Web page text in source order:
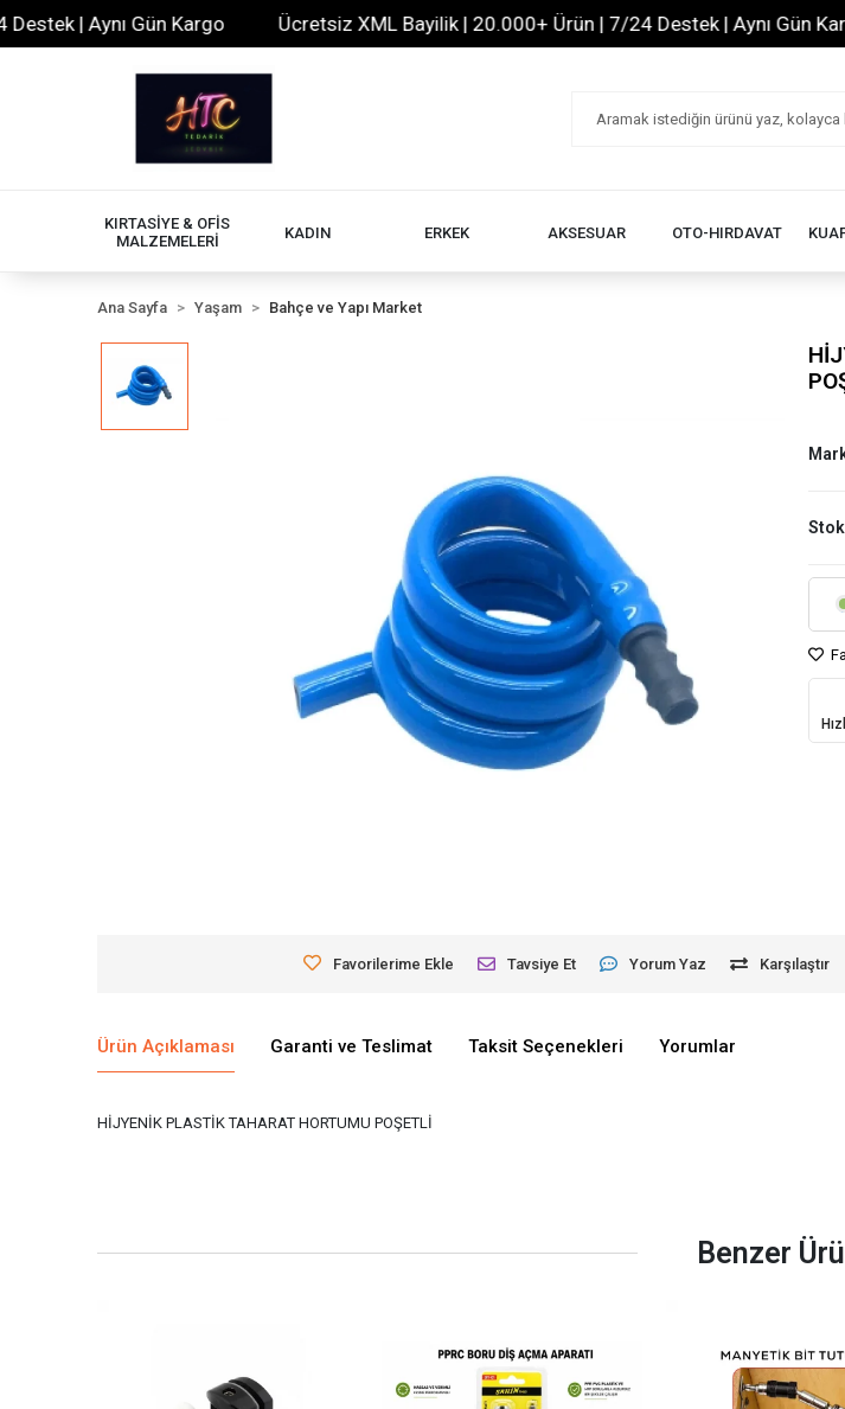
| Aynı Gün Kargo Ücretsiz XML Bayilik | 20.000+ Ürün | 7/24 Destek | Aynı Gün Kargo
KIRTASİYE & OFİS
MALZEMELERİ
KADIN ERKEK AKSESUAR OTO-HIRDAVAT
Ana Sayfa Yaşam Bahçe ve Yapı Market
Favorilerime Ekle Tavsiye Et Yorum Yaz Karşılaştır
Ürün Açıklaması Garanti ve Teslimat Taksit Seçenekleri Yorumlar
HİJYENİK PLASTİK TAHARAT HORTUMU POŞETLİ
Benzer